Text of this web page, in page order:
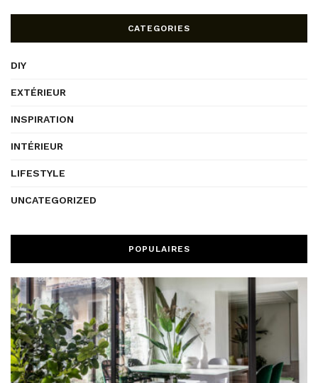
CATEGORIES
DIY
EXTÉRIEUR
INSPIRATION
INTÉRIEUR
LIFESTYLE
UNCATEGORIZED
POPULAIRES